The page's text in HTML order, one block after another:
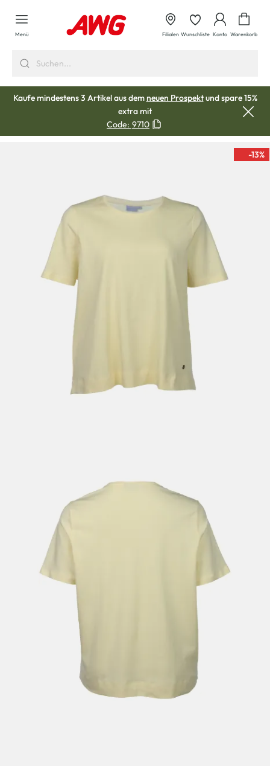
springen
Menü Filialen Wunschliste Konto Warenkorb
Kaufe mindestens 3 Artikel aus demneuen Prospektund spare 15%
extra mit
Code: 9710
-13%